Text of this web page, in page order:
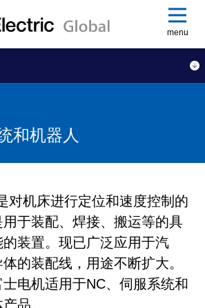
menu
和机器人
对机床进行定位和速度控制的
于装配、焊接、搬运等的具
装置。现已广泛应用于汽
的装配线，用途不断扩大。
电机适用于NC、伺服系统和
品。